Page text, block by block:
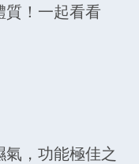
質！一起看看
，功能極佳之